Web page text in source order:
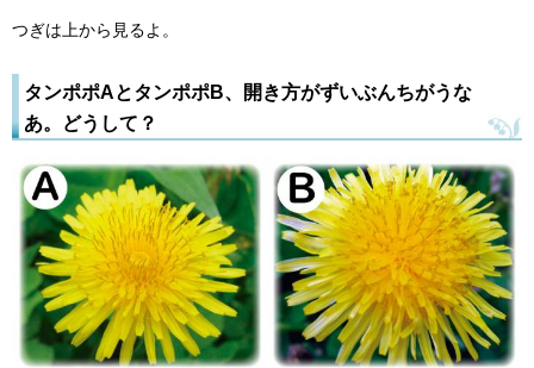
つぎは上から見るよ。
タンポポAとタンポポB、開き方がずいぶんちがうな
あ。どうして？